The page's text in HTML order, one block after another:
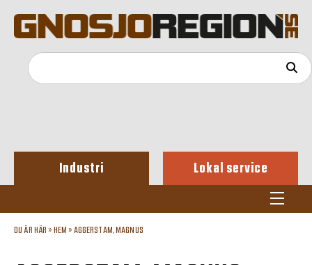
Industri Lokal service
DU ÄR HÄR » HEM » AGGERSTAM, MAGNUS